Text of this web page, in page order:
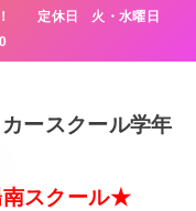
！ 定休日 火・水曜日
ースクール学年
スクール★